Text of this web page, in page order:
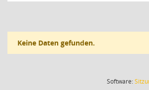
Keine Daten gefunden.
Software: